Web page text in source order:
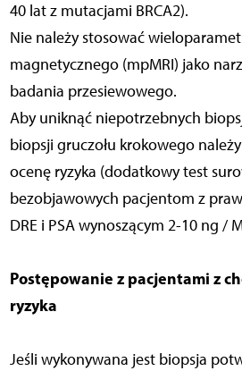
40 lat z mutacjami BRCA2).
Nie należy stosować
magnetycznego (mpMRI) jako
badania przesiewowego.
Aby uniknąć niepotrzebnych
biopsji gruczołu krokowego
ocenę ryzyka (dodatkowy test
bezobjawowych pacjentom z
DRE i PSA wynoszącym 2-10 ng /
Postępowanie z pacjentami z
ryzyka
Jeśli wykonywana jest biopsja